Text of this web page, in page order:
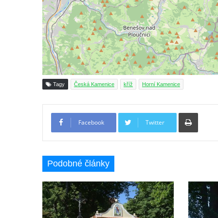
Kříž v centru Liběšic
Kříž na návsi v Chouči
Boží muka na rozcestí východně od Chouče
Kříž na návsi v Lužici
Kříž na návsi v Dobrčicích
Kříž u domu čp. 3 v Chrámcích
Centrální kříž hřbitova v Kozlech
Kříž na rozcestí u domu čp. 49 ve Svojkově
Centrální kříž bývalého hřbitova v Horním
Chlumu
Kříž jižně od Prysku
Tagy Česká Kamenice kříž Horní Kamenice
Facebook Twitter
Podobné články